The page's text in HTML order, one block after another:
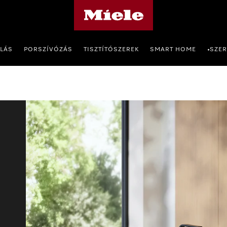
PORSZÍVÓZÁS TISZTÍTÓSZEREK SMART HOME •